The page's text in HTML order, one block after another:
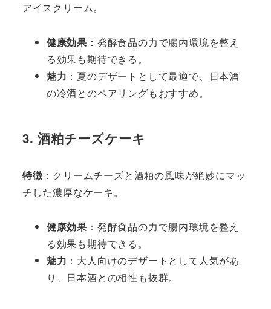
アイスクリーム。
健康効果 ：発酵食品の力で腸内環境を整え
る効果も期待できる。
魅力 ：夏のデザートとして最適で、日本酒
の冷酒とのペアリングもおすすめ。
3. 酒粕チーズケーキ
特徴 ：クリームチーズと酒粕の風味が絶妙にマッ
チした濃厚なケーキ。
健康効果 ：発酵食品の力で腸内環境を整え
る効果も期待できる。
魅力 ：大人向けのデザートとして人気があ
り、日本酒との相性も抜群。